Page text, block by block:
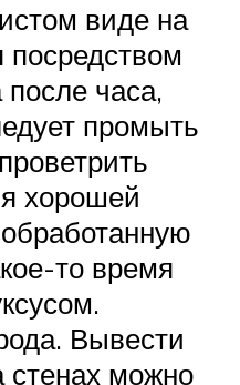
виде на
посредством
часа,
промыть
хорошей
то время
Вывести
стенах можно